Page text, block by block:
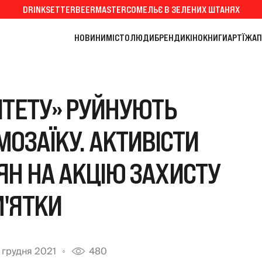
DRINKSETTERBEERMASTERСОМЕЛЬЄ В ЗЕЛЕНИХ ШТАНЯХ
НОВИНИМІСТОЛЮДИБРЕНДИКІНОКНИГИАРТЇЖА
РУЙНУЮТЬ
АКТИВІСТИ
НА АКЦІЮ ЗАХИСТУ
2021 480